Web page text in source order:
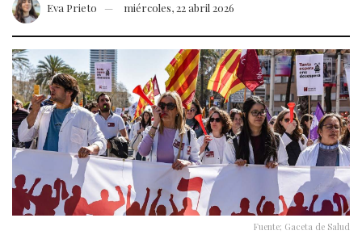
Eva Prieto miércoles, 22 abril 2026
Fuente; Gaceta de Salud